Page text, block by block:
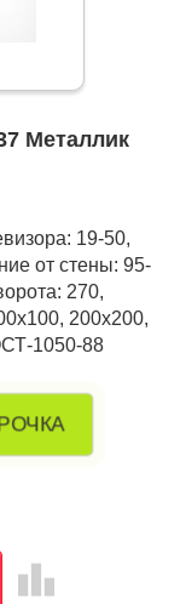
Металлик
19-50,
от стены: 95-
270,
200x200,
1050-88
leaderboard